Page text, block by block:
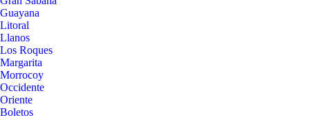
Guayana
Litoral
Llanos
Los Roques
Margarita
Morrocoy
Occidente
Oriente
Boletos